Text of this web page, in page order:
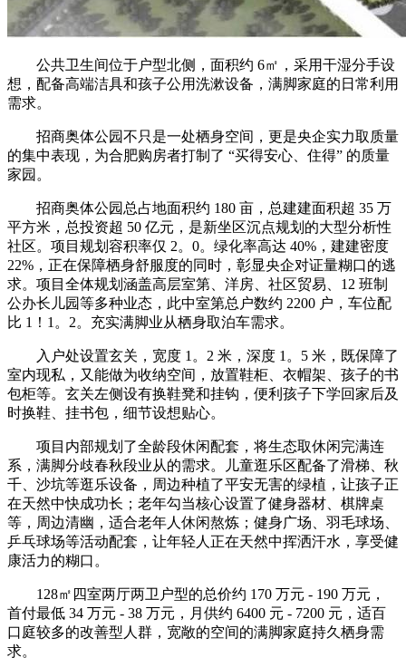
公共卫生间位于户型北侧，面积约 6㎡，采用干湿分手设
想，配备高端洁具和孩子公用洗漱设备，满脚家庭的日常利用
需求。
招商奥体公园不只是一处栖身空间，更是央企实力取质量
的集中表现，为合肥购房者打制了 “买得安心、住得” 的质量
家园。
招商奥体公园总占地面积约 180 亩，总建建面积超 35 万
平方米，总投资超 50 亿元，是新坐区沉点规划的大型分析性
社区。项目规划容积率仅 2。0。绿化率高达 40%，建建密度
22%，正在保障栖身舒服度的同时，彰显央企对证量糊口的逃
求。项目全体规划涵盖高层室第、洋房、社区贸易、12 班制
公办长儿园等多种业态，此中室第总户数约 2200 户，车位配
比 1！1。2。充实满脚业从栖身取泊车需求。
入户处设置玄关，宽度 1。2 米，深度 1。5 米，既保障了
室内现私，又能做为收纳空间，放置鞋柜、衣帽架、孩子的书
包柜等。玄关左侧设有换鞋凳和挂钩，便利孩子下学回家后及
时换鞋、挂书包，细节设想贴心。
项目内部规划了全龄段休闲配套，将生态取休闲完满连
系，满脚分歧春秋段业从的需求。儿童逛乐区配备了滑梯、秋
千、沙坑等逛乐设备，周边种植了平安无害的绿植，让孩子正
在天然中快成功长；老年勾当核心设置了健身器材、棋牌桌
等，周边清幽，适合老年人休闲熬炼；健身广场、羽毛球场、
乒乓球场等活动配套，让年轻人正在天然中挥洒汗水，享受健
康活力的糊口。
128㎡四室两厅两卫户型的总价约 170 万元 - 190 万元，
首付最低 34 万元 - 38 万元，月供约 6400 元 - 7200 元，适百
口庭较多的改善型人群，宽敞的空间的满脚家庭持久栖身需
求。